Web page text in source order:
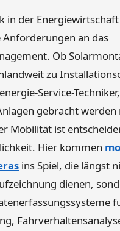
in der
Anforderungen an das
Ob
zu
Service-
gebracht werden
Mobilität ist
Hier kommen
ins Spiel, die längst
dienen,